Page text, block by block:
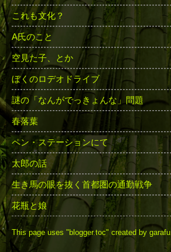
これも文化？
A氏のこと
空見た子、とか
ぼくのロデオドライブ
謎の「なんがでっきょんな」問題
春落葉
ペン・ステーションにて
太郎の話
生き馬の眼を抜く首都圏の通勤戦争
花瓶と娘
This page uses "blogger.toc" created by garafu.